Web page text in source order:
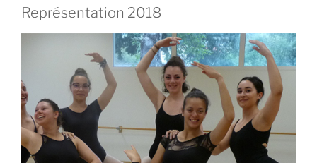
Représentation 2018